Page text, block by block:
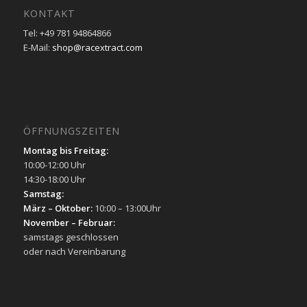
KONTAKT
Tel: +49 781 94864866
E-Mail: shop@racextract.com
ÖFFNUNGSZEITEN
Montag bis Freitag:
10:00-12:00 Uhr
14:30-18:00 Uhr
Samstag:
März – Oktober:10:00 – 13:00Uhr
November – Februar:
samstags geschlossen
oder nach Vereinbarung